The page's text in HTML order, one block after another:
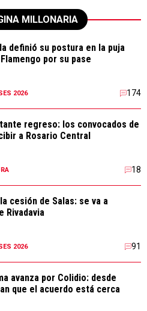
MILLONARIA
definió su postura en la puja
por su pase
2026 174
regreso: los convocados de
a Rosario Central
18
cesión de Salas: se va a
Rivadavia
2026 91
avanza por Colidio: desde
que el acuerdo está cerca